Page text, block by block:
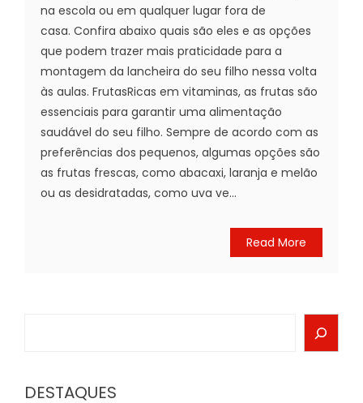
na escola ou em qualquer lugar fora de
casa. Confira abaixo quais são eles e as opções
que podem trazer mais praticidade para a
montagem da lancheira do seu filho nessa volta
às aulas. FrutasRicas em vitaminas, as frutas são
essenciais para garantir uma alimentação
saudável do seu filho. Sempre de acordo com as
preferências dos pequenos, algumas opções são
as frutas frescas, como abacaxi, laranja e melão
ou as desidratadas, como uva ve...
Read More
DESTAQUES